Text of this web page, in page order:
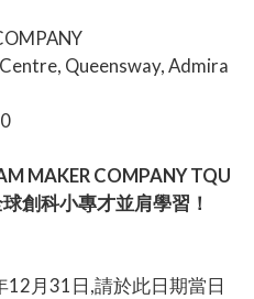
Queensway, Admira
MAKER COMPANY TQU
創科小專才並肩學習！
月31日,請於此日期當日